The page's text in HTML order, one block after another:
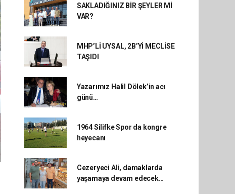
SAKLADIĞINIZ BİR ŞEYLER Mİ
VAR?
MHP’Lİ UYSAL, 2B’Yİ MECLİSE
TAŞIDI
Yazarımız Halil Dölek’in acı
günü…
1964 Silifke Spor da kongre
heyecanı
Cezeryeci Ali, damaklarda
yaşamaya devam edecek…